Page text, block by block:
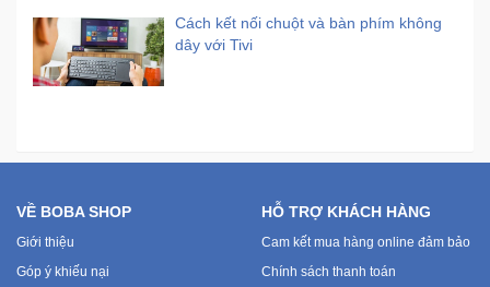
Cách kết nối chuột và bàn phím không
dây với Tivi
VỀ BOBA SHOP
Giới thiệu
Góp ý khiếu nại
HỖ TRỢ KHÁCH HÀNG
Cam kết mua hàng online đảm bảo
Chính sách thanh toán